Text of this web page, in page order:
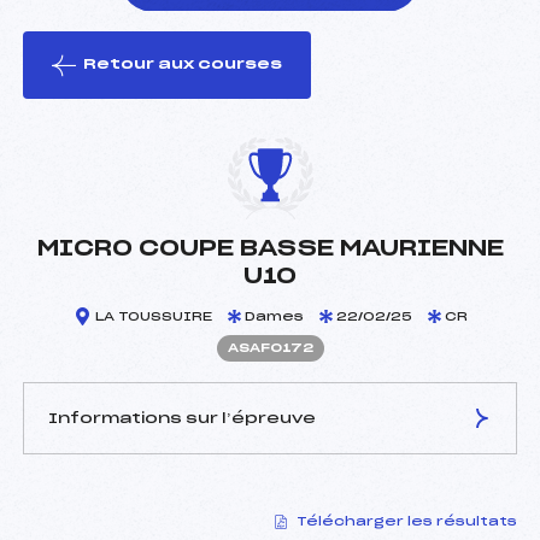
le ski
Retour aux courses
MICRO COUPE BASSE MAURIENNE
U10
LA TOUSSUIRE Dames 22/02/25 CR
ASAF0172
Informations sur l’épreuve
FLAMMIER BERNARD (SA)
Télécharger les résultats